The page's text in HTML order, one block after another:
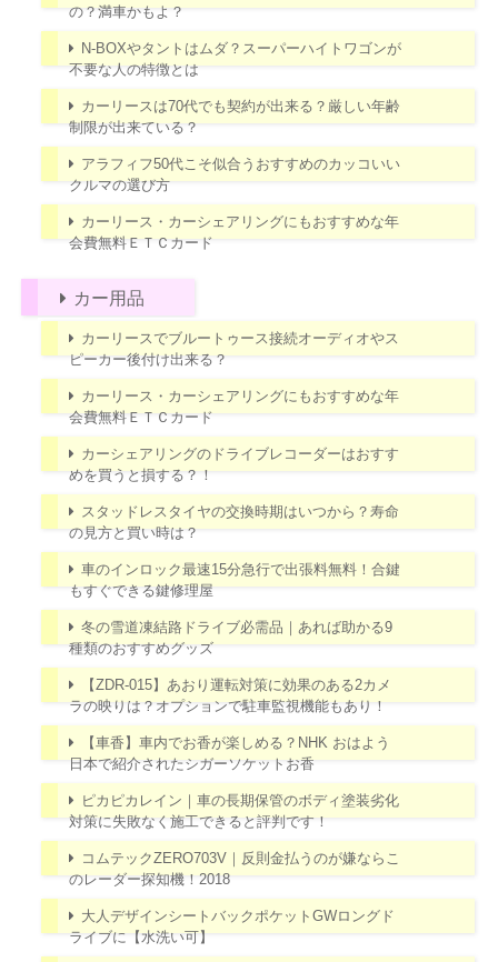
の？満車かもよ？
N-BOXやタントはムダ？スーパーハイトワゴンが
不要な人の特徴とは
カーリースは70代でも契約が出来る？厳しい年齢
制限が出来ている？
アラフィフ50代こそ似合うおすすめのカッコいい
クルマの選び方
カーリース・カーシェアリングにもおすすめな年
会費無料ＥＴＣカード
カー用品
カーリースでブルートゥース接続オーディオやス
ピーカー後付け出来る？
カーリース・カーシェアリングにもおすすめな年
会費無料ＥＴＣカード
カーシェアリングのドライブレコーダーはおすす
めを買うと損する？！
スタッドレスタイヤの交換時期はいつから？寿命
の見方と買い時は？
車のインロック最速15分急行で出張料無料！合鍵
もすぐできる鍵修理屋
冬の雪道凍結路ドライブ必需品｜あれば助かる9
種類のおすすめグッズ
【ZDR-015】あおり運転対策に効果のある2カメ
ラの映りは？オプションで駐車監視機能もあり！
【車香】車内でお香が楽しめる？NHK おはよう
日本で紹介されたシガーソケットお香
ピカピカレイン｜車の長期保管のボディ塗装劣化
対策に失敗なく施工できると評判です！
コムテックZERO703V｜反則金払うのが嫌ならこ
のレーダー探知機！2018
大人デザインシートバックポケットGWロングド
ライブに【水洗い可】